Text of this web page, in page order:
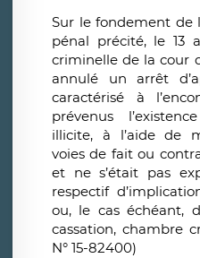
Sur le fondement de
pénal précité, le 13
criminelle de la cour
annulé un arrêt
caractérisé à
prévenus
illicite, à l’aide de
voies de fait ou
et ne s’était pas
respectif
ou, le cas échéant,
cassation, chambre
N° 15-82400)